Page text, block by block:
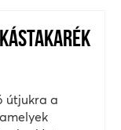
útjukra a